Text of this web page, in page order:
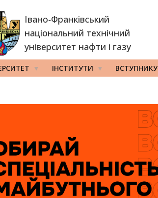
Івано-Франківський
національний технічний
університет нафти і газу
ІНСТИТУТИ ВСТУПНИКУ